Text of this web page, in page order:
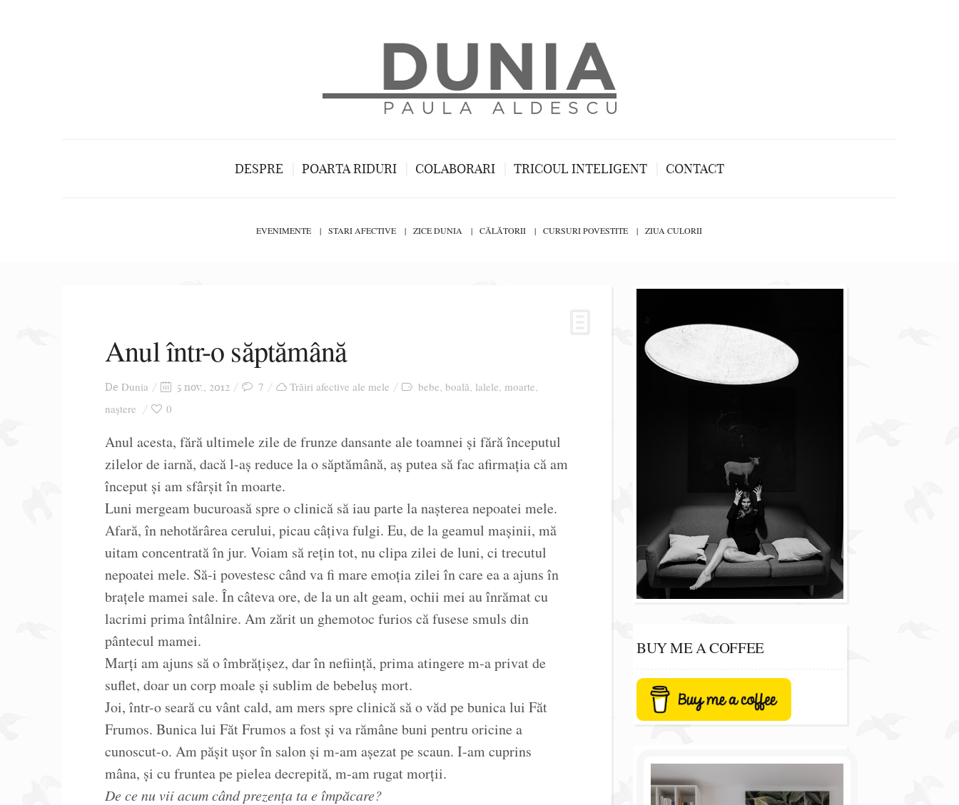
DESPRE POARTA RIDURI COLABORARI TRICOUL INTELIGENT CONTACT
EVENIMENTE STARI AFECTIVE ZICE DUNIA CĂLĂTORII CURSURI POVESTITE ZIUA CULORII
Anul într-o săptămână
De Dunia 5 nov., 2012 7 Trăiri afective ale mele bebe, boală, lalele, moarte,
naștere 0
Anul acesta, fără ultimele zile de frunze dansante ale toamnei și fără începutul
zilelor de iarnă, dacă l-aș reduce la o săptămână, aș putea să fac afirmația că am
început și am sfârșit în moarte.
Luni mergeam bucuroasă spre o clinică să iau parte la nașterea nepoatei mele.
Afară, în nehotărârea cerului, picau câțiva fulgi. Eu, de la geamul mașinii, mă
uitam concentrată în jur. Voiam să rețin tot, nu clipa zilei de luni, ci trecutul
nepoatei mele. Să-i povestesc când va fi mare emoția zilei în care ea a ajuns în
brațele mamei sale. În câteva ore, de la un alt geam, ochii mei au înrămat cu
lacrimi prima întâlnire. Am zărit un ghemotoc furios că fusese smuls din
pântecul mamei.
Marți am ajuns să o îmbrățișez, dar în neființă, prima atingere m-a privat de
suflet, doar un corp moale și sublim de bebeluș mort.
Joi, într-o seară cu vânt cald, am mers spre clinică să o văd pe bunica lui Făt
Frumos. Bunica lui Făt Frumos a fost și va rămâne buni pentru oricine a
cunoscut-o. Am pășit ușor în salon și m-am așezat pe scaun. I-am cuprins
mâna, și cu fruntea pe pielea decrepită, m-am rugat morții.
De ce nu vii acum când prezența ta e împăcare?
BUY ME A COFFEE